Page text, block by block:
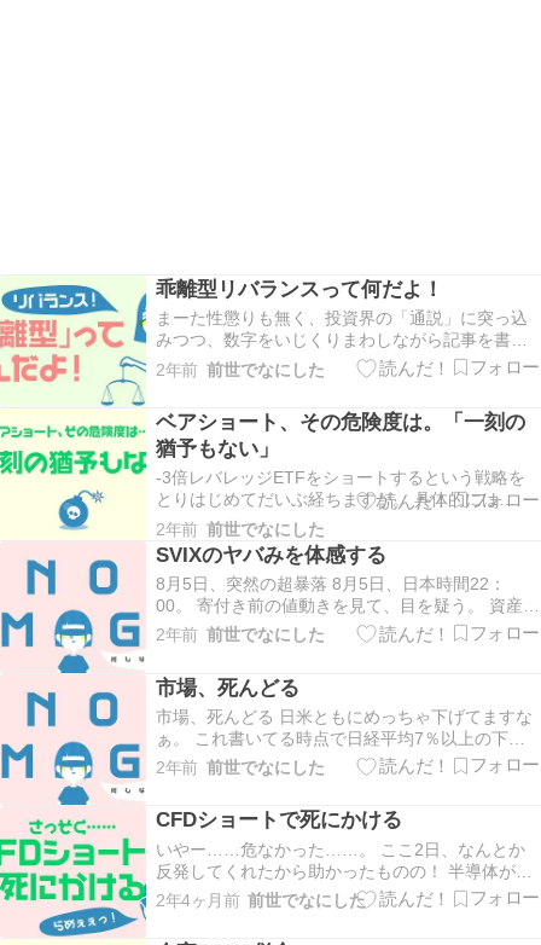
乖離型リバランスって何だよ！
まーた性懲りも無く、投資界の「通説」に突っ込
みつつ、数字をいじくりまわしながら記事を書い
てますんでね。 かなり読みにくいと思いますが、
まぁ備忘録ってことで！ 乖離型リバランスってな
方法」ですね。 これを弄っていきたいと思いま
す！ …
2年前 前世でなにした
ベアショート、その危険度は。「一刻の
猶予もない」
-3倍レバレッジETFをショートするという戦略を
とりはじめてだいぶ経ちますが。 具体的には
$SOXSのショートですね。 実際には、SOXSは新
規売建てができないことが多いので、ポジション
の多くは代替銘柄である$SQQQで占められてます
が。 しかし、これらのETFってだいたい20…
2年前 前世でなにした
SVIXのヤバみを体感する
8月5日、突然の超暴落 8月5日、日本時間22：
00。 寄付き前の値動きを見て、目を疑う。 資産総
額…… 前日比-11％……だと……！？ あーあ、せ
っかく回復した元本をまた割りおった 前々から思
すか？ Firstradeの画面がバグ…
2年前 前世でなにした
市場、死んどる
市場、死んどる 日米ともにめっちゃ下げてますな
ぁ。 これ書いてる時点で日経平均7％以上の下落
ですって。 市場平均が7％以上ってめったにお目
にかかれない気がする。 相も変わらず米国市場に
だ……、このくらいはみんな予想してたこととち
ゃいます…
2年前 前世でなにした
CFDショートで死にかける
いやー……危なかった……。 ここ2日、なんとか
反発してくれたから助かったものの！ 半導体が大
きく下げたせいで、死ぬスレスレまでいっとった
な！ いやほんとに危なかった……。 ということで
2年4ヶ月前 前世でなにした